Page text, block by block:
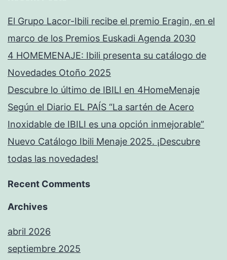
El Grupo Lacor-Ibili recibe el premio Eragin, en el
marco de los Premios Euskadi Agenda 2030
4 HOMEMENAJE: Ibili presenta su catálogo de
Novedades Otoño 2025
Descubre lo último de IBILI en 4HomeMenaje
Según el Diario EL PAÍS “La sartén de Acero
Inoxidable de IBILI es una opción inmejorable”
Nuevo Catálogo Ibili Menaje 2025. ¡Descubre
todas las novedades!
Recent Comments
Archives
abril 2026
septiembre 2025